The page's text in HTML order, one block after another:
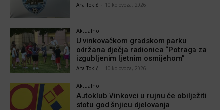
Ana Tokić 10 kolovoza, 2026
Aktualno
U vinkovačkom gradskom parku
održana dječja radionica “Potraga za
izgubljenim ljetnim osmijehom”
Ana Tokić 10 kolovoza, 2026
Aktualno
Autoklub Vinkovci u rujnu će obilježiti
stotu godišnjicu djelovanja